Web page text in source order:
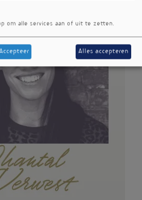
om alle services aan of uit te zetten.
Accepteer Alles accepteren